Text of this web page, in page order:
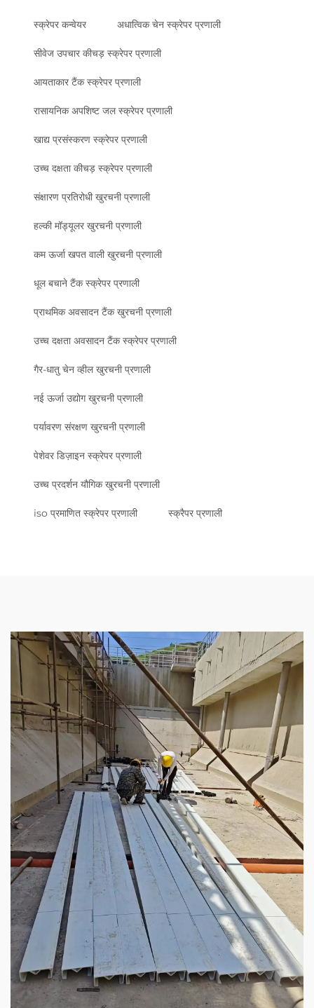
स्क्रेपर कन्वेयर अधात्विक चेन स्क्रेपर प्रणाली
सीवेज उपचार कीचड़ स्क्रेपर प्रणाली
आयताकार टैंक स्क्रेपर प्रणाली
रासायनिक अपशिष्ट जल स्क्रेपर प्रणाली
खाद्य प्रसंस्करण स्क्रेपर प्रणाली
उच्च दक्षता कीचड़ स्क्रेपर प्रणाली
संक्षारण प्रतिरोधी खुरचनी प्रणाली
हल्की मॉड्यूलर खुरचनी प्रणाली
कम ऊर्जा खपत वाली खुरचनी प्रणाली
धूल बचाने टैंक स्क्रेपर प्रणाली
प्राथमिक अवसादन टैंक खुरचनी प्रणाली
उच्च दक्षता अवसादन टैंक स्क्रेपर प्रणाली
गैर-धातु चेन व्हील खुरचनी प्रणाली
नई ऊर्जा उद्योग खुरचनी प्रणाली
पर्यावरण संरक्षण खुरचनी प्रणाली
पेशेवर डिज़ाइन स्क्रेपर प्रणाली
उच्च प्रदर्शन यौगिक खुरचनी प्रणाली
iso प्रमाणित स्क्रेपर प्रणाली स्क्रैपर प्रणाली